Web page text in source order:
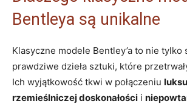
Bentleya ⁣są⁣ unikalne
Klasyczne modele Bentley’a to nie tylko
prawdziwe dzieła sztuki, które
Ich⁣ wyjątkowość tkwi w połączeniu‌
rzemieślniczej doskonałości i